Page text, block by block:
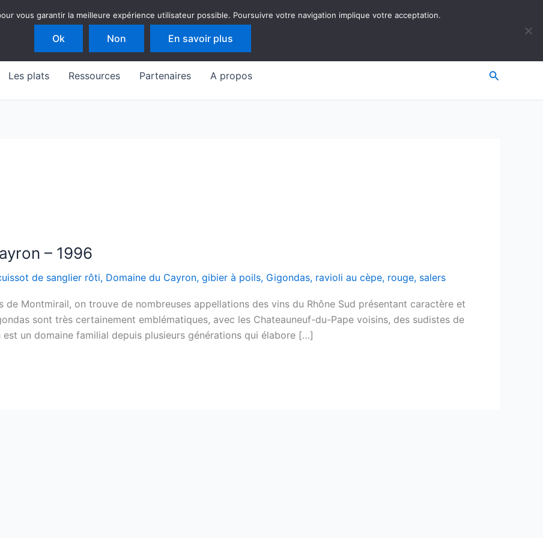
Les plats Ressources Partenaires A propos
– 1996
de sanglier rôti, Domaine du Cayron, gibier à poils, Gigondas, ravioli au cèpe, rouge, salers
Montmirail, on trouve de nombreuses appellations des vins du Rhône Sud présentant caractère et
sont très certainement emblématiques, avec les Chateauneuf-du-Pape voisins, des sudistes de
est un domaine familial depuis plusieurs générations qui élabore […]
vous garantir la meilleure expérience utilisateur possible. Poursuivre votre navigation implique votre acceptation.
Ok Non En savoir plus